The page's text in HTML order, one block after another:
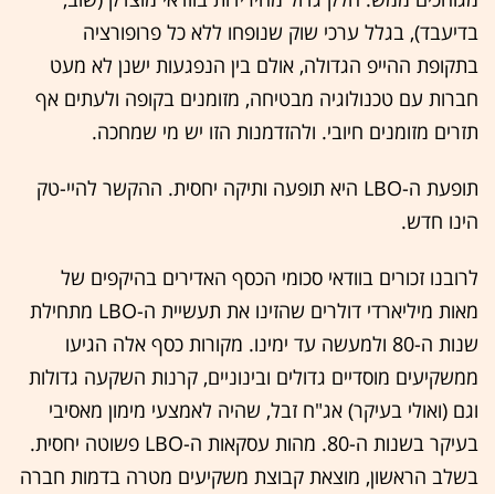
בדיעבד), בגלל ערכי שוק שנופחו ללא כל פרופורציה
בתקופת ההייפ הגדולה, אולם בין הנפגעות ישנן לא מעט
חברות עם טכנולוגיה מבטיחה, מזומנים בקופה ולעתים אף
תזרים מזומנים חיובי. ולהזדמנות הזו יש מי שמחכה.
תופעת ה-LBO היא תופעה ותיקה יחסית. ההקשר להיי-טק
הינו חדש.
לרובנו זכורים בוודאי סכומי הכסף האדירים בהיקפים של
מאות מיליארדי דולרים שהזינו את תעשיית ה-LBO מתחילת
שנות ה-80 ולמעשה עד ימינו. מקורות כסף אלה הגיעו
ממשקיעים מוסדיים גדולים ובינוניים, קרנות השקעה גדולות
וגם (ואולי בעיקר) אג"ח זבל, שהיה לאמצעי מימון מאסיבי
בעיקר בשנות ה-80. מהות עסקאות ה-LBO פשוטה יחסית.
בשלב הראשון, מוצאת קבוצת משקיעים מטרה בדמות חברה